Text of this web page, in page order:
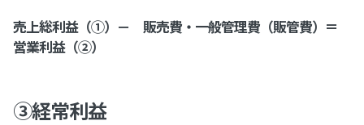
売上総利益（①）－ 販売費・一般管理費（販管費）＝
営業利益（②）
③経常利益